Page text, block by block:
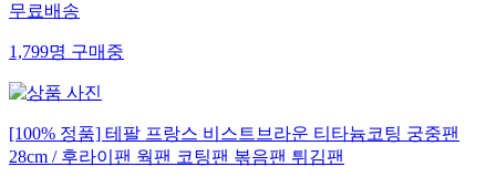
무료배송
1,799명 구매중
[100% 정품] 테팔 프랑스 비스트브라운 티타늄코팅 궁중팬
28cm / 후라이팬 웍팬 코팅팬 볶음팬 튀김팬